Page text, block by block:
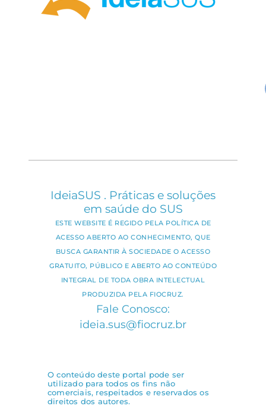
IdeiaSUS . Práticas e soluções
em saúde do SUS
ESTE WEBSITE É REGIDO PELA POLÍTICA DE
ACESSO ABERTO AO CONHECIMENTO, QUE
BUSCA GARANTIR À SOCIEDADE O ACESSO
GRATUITO, PÚBLICO E ABERTO AO CONTEÚDO
INTEGRAL DE TODA OBRA INTELECTUAL
PRODUZIDA PELA FIOCRUZ.
Fale Conosco:
ideia.sus@fiocruz.br
O conteúdo deste portal pode ser
utilizado para todos os fins não
comerciais, respeitados e reservados os
direitos dos autores.